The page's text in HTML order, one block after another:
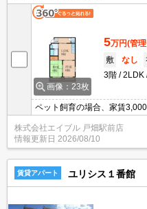
画像：23枚
5万円(管
敷
なし
3階
2LDK
ペット飼育の場合、家賃
し。鍵交換代22,000円。
株式会社エイブル 戸畑駅前店
情報更新日 2026/08/10
賃貸アパート ユリシス１番館